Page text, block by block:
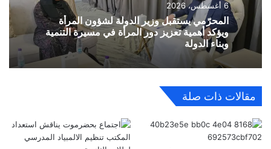
6 أغسطس، 2026
المحرّمي يستقبل وزير الدولة لشؤون المرأة
ويؤكد أهمية تعزيز دور المرأة في مسيرة التنمية
وبناء الدولة
مقالات ذات صلة